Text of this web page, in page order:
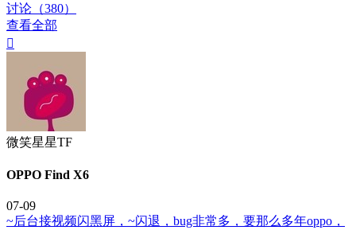
讨论（380）
查看全部

微笑星星TF
OPPO Find X6
07-09
~后台接视频闪黑屏，~闪退，bug非常多，要那么多年oppo，